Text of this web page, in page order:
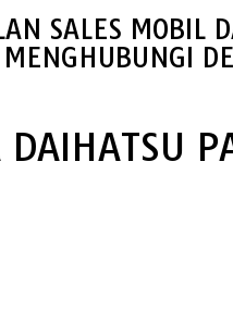
SALES MOBIL
DAIHATSU